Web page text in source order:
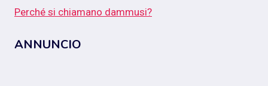
Perché si chiamano dammusi?
ANNUNCIO